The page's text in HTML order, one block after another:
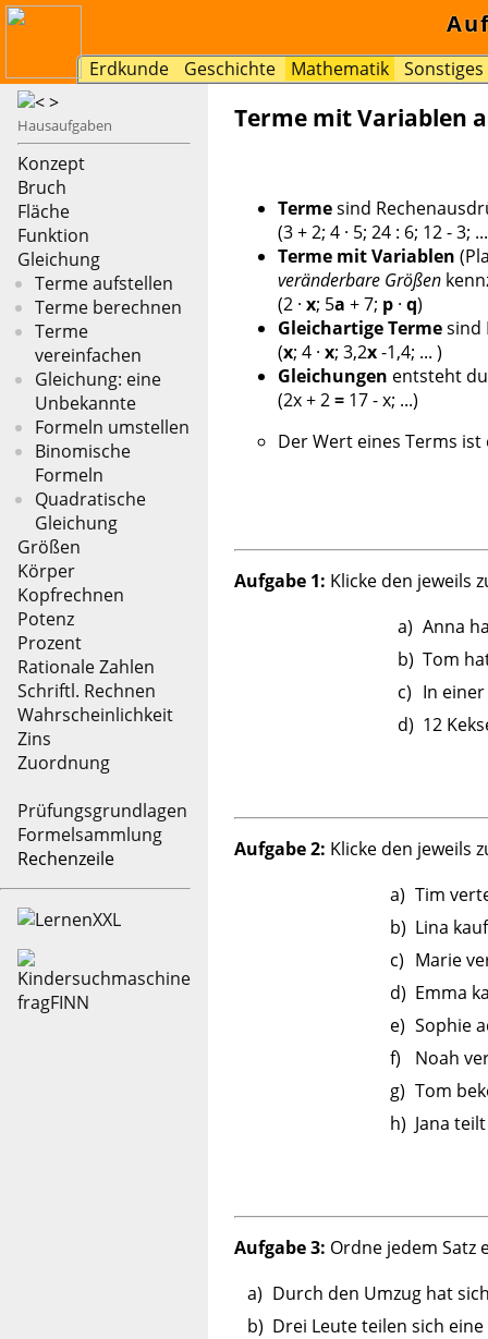
Erdkunde Geschichte Mathematik Sonstiges
Hausaufgaben
Konzept
Bruch
Fläche
Funktion
Gleichung
Terme aufstellen
Terme berechnen
Terme
vereinfachen
Gleichung: eine
Unbekannte
Formeln umstellen
Binomische
Formeln
Quadratische
Gleichung
Größen
Körper
Kopfrechnen
Potenz
Prozent
Rationale Zahlen
Schriftl. Rechnen
Wahrscheinlichkeit
Zins
Zuordnung
Prüfungsgrundlagen
Formelsammlung
Rechenzeile
Terme mit Variablen
Termesind
(3 + 2; 4 · 5; 24 : 6; 12 - 3;
Terme mit Variablen
veränderbare Größen
(2 · x; 5a + 7; p · q)
Gleichartige Termesind
(x; 4 · x; 3,2x-1,4; ... )
Gleichungen entsteht
(2x + 2= 17 - x; ...)
Der Wert eines Terms
Aufgabe 1: Klicke den jeweils
a) Anna
b) Tom
c) In
d) 12
Aufgabe 2: Klicke den jeweils
a) Tim
b) Lina
c) Marie
d) Emma
e) Sophie
f)
Noah
g) Tom
h) Jana
Aufgabe 3: Ordne jedem Satz
a) Durch den Umzug hat
b) Drei Leute teilen sich eine